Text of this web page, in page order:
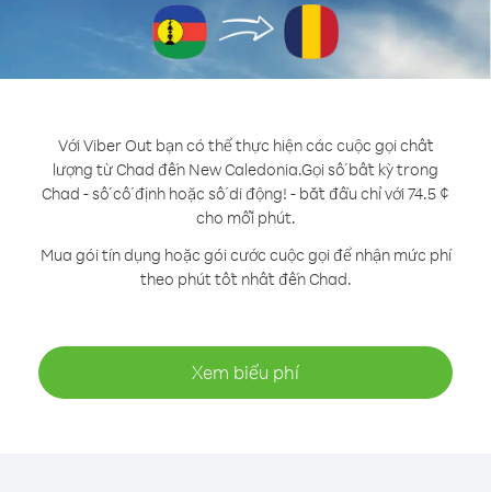
Với Viber Out bạn có thể thực hiện các cuộc gọi chất
lượng từ Chad đến New Caledonia.Gọi số bất kỳ trong
Chad - số cố định hoặc số di động! - bắt đầu chỉ với 74.5 ¢
cho mỗi phút.
Mua gói tín dụng hoặc gói cước cuộc gọi để nhận mức phí
theo phút tốt nhất đến Chad.
Xem biểu phí